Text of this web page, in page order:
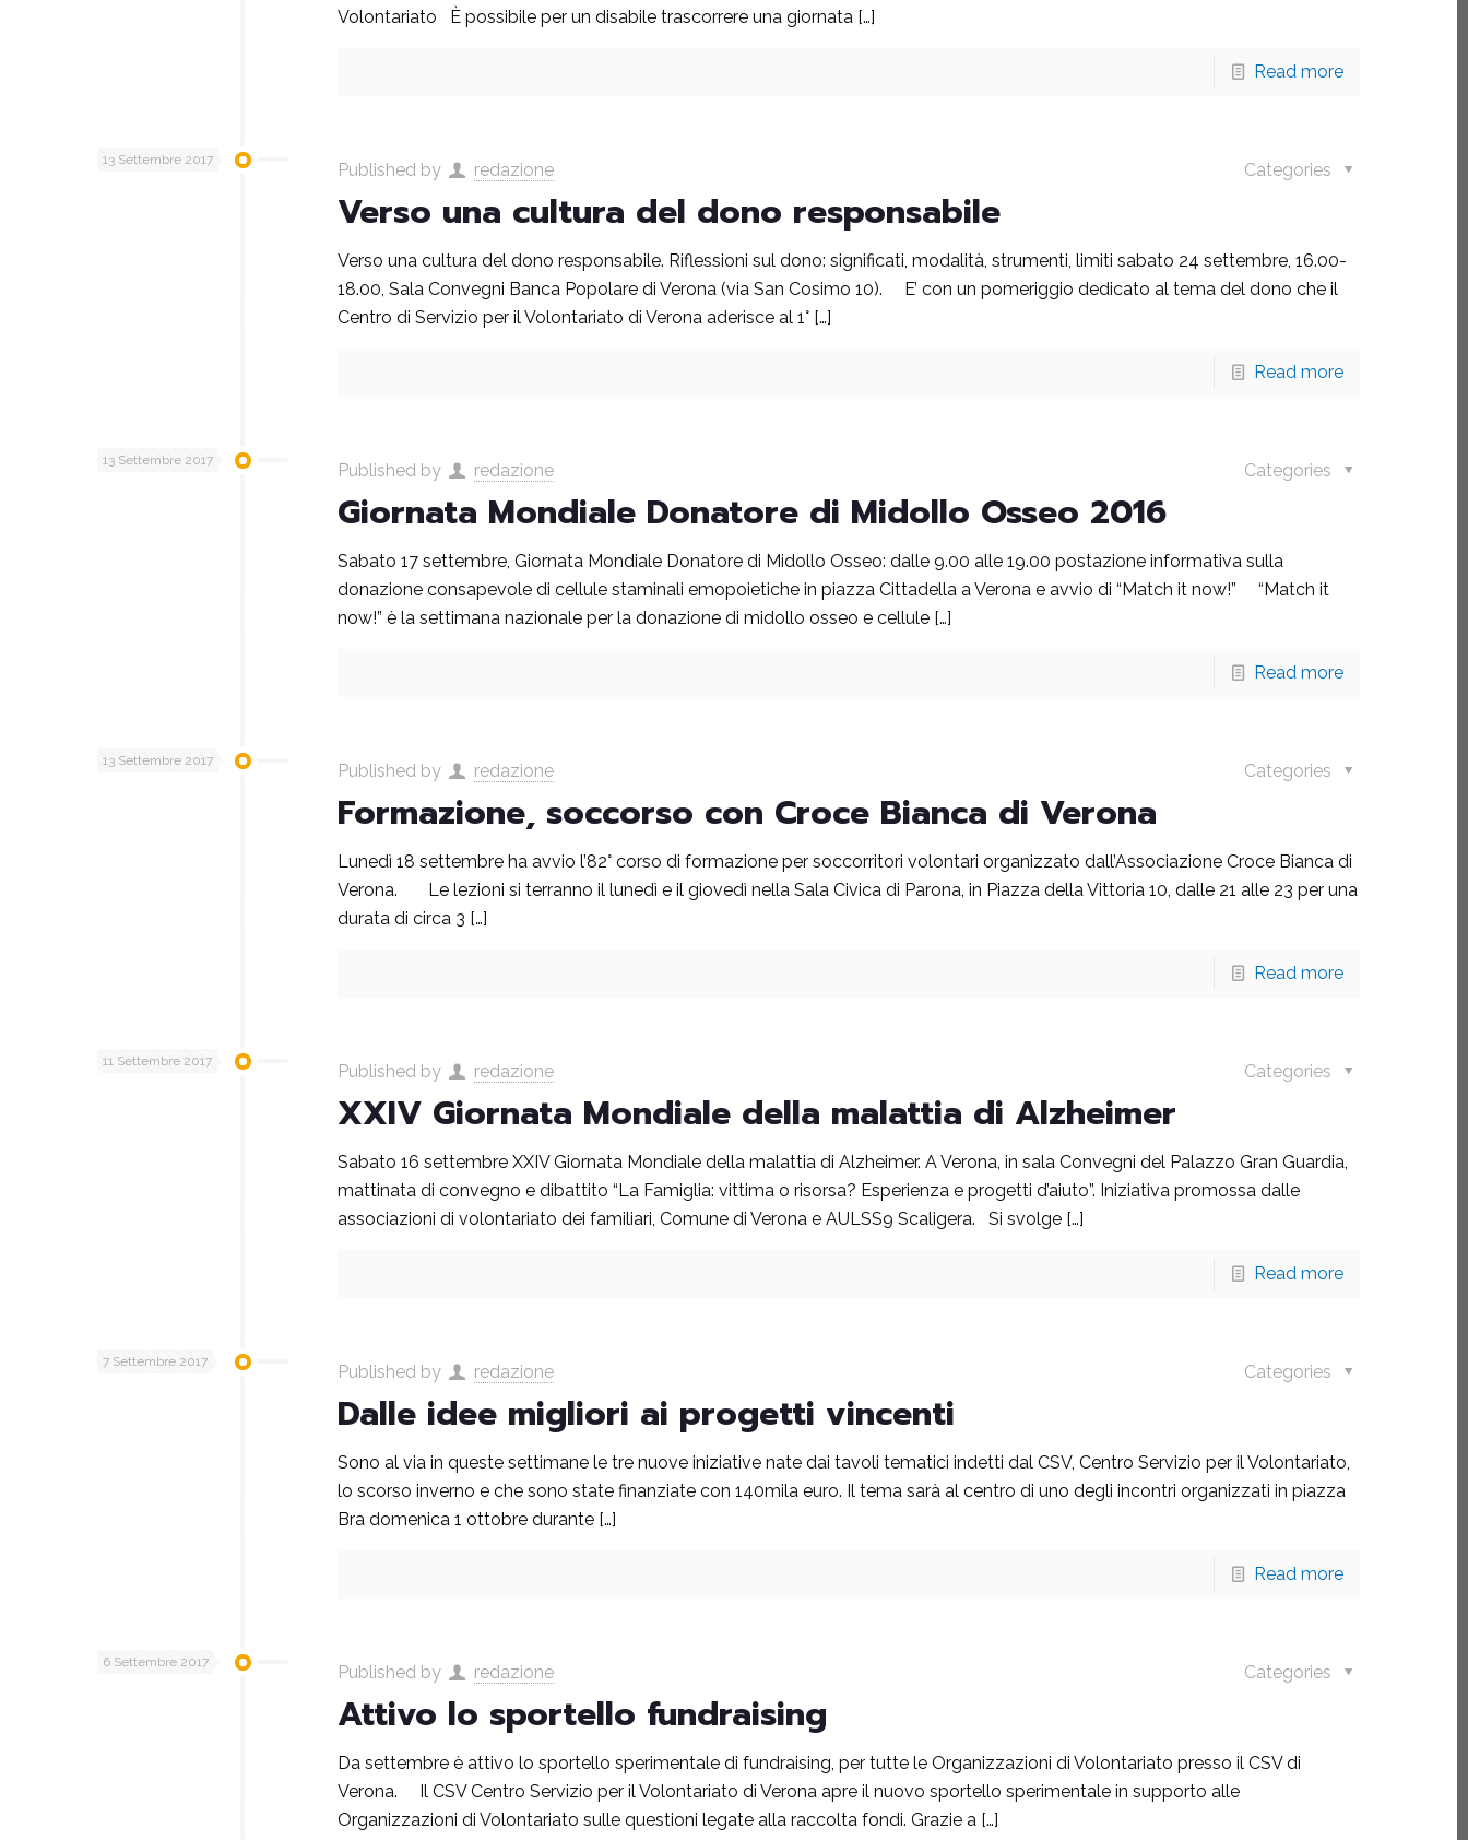
Volontariato È possibile per un disabile trascorrere una giornata[…]
Read more
13 Settembre 2017 Published by redazione Categories
Verso una cultura del dono responsabile
Verso una cultura del dono responsabile. Riflessioni sul dono: significati, modalità, strumenti, limiti sabato 24 settembre, 16.00-
18.00, Sala Convegni Banca Popolare di Verona (via San Cosimo 10). E’ con un pomeriggio dedicato al tema del dono che il
Centro di Servizio per il Volontariato di Verona aderisce al 1°[…]
Read more
13 Settembre 2017 Published by redazione Categories
Giornata Mondiale Donatore di Midollo Osseo 2016
Sabato 17 settembre, Giornata Mondiale Donatore di Midollo Osseo: dalle 9.00 alle 19.00 postazione informativa sulla
donazione consapevole di cellule staminali emopoietiche in piazza Cittadella a Verona e avvio di “Match it now!” “Match it
now!” è la settimana nazionale per la donazione di midollo osseo e cellule[…]
Read more
13 Settembre 2017 Published by redazione Categories
Formazione, soccorso con Croce Bianca di Verona
Lunedì 18 settembre ha avvio l’82° corso di formazione per soccorritori volontari organizzato dall’Associazione Croce Bianca di
Verona. Le lezioni si terranno il lunedì e il giovedì nella Sala Civica di Parona, in Piazza della Vittoria 10, dalle 21 alle 23 per una
durata di circa 3 […]
Read more
11 Settembre 2017 Published by redazione Categories
XXIV Giornata Mondiale della malattia di Alzheimer
Sabato 16 settembre XXIV Giornata Mondiale della malattia di Alzheimer. A Verona, in sala Convegni del Palazzo Gran Guardia,
mattinata di convegno e dibattito “La Famiglia: vittima o risorsa? Esperienza e progetti d’aiuto”. Iniziativa promossa dalle
associazioni di volontariato dei familiari, Comune di Verona e AULSS9 Scaligera. Si svolge[…]
Read more
7 Settembre 2017 Published by redazione Categories
Dalle idee migliori ai progetti vincenti
Sono al via in queste settimane le tre nuove iniziative nate dai tavoli tematici indetti dal CSV, Centro Servizio per il Volontariato,
lo scorso inverno e che sono state finanziate con 140mila euro. Il tema sarà al centro di uno degli incontri organizzati in piazza
Bra domenica 1 ottobre durante[…]
Read more
6 Settembre 2017 Published by redazione Categories
Attivo lo sportello fundraising
Da settembre è attivo lo sportello sperimentale di fundraising, per tutte le Organizzazioni di Volontariato presso il CSV di
Verona. Il CSV Centro Servizio per il Volontariato di Verona apre il nuovo sportello sperimentale in supporto alle
Organizzazioni di Volontariato sulle questioni legate alla raccolta fondi. Grazie a[…]